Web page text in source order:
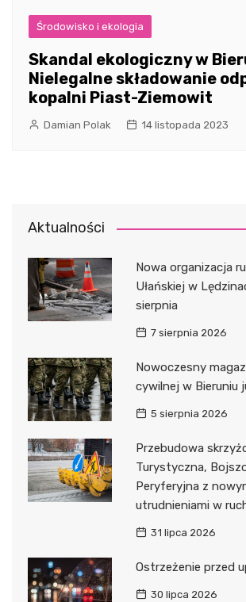
Środowisko i ekologia
Skandal ekologiczny w
Nielegalne składowanie
kopalni Piast-Ziemowit
Damian Polak 14 listopada 2023
Aktualności
Nowa organizacja
Ułańskiej w
sierpnia
7 sierpnia 2026
Nowoczesny
cywilnej w Bieruniu
5 sierpnia 2026
Przebudowa
Turystyczna,
Peryferyjna z
utrudnieniami w
31 lipca 2026
Ostrzeżenie przed
30 lipca 2026